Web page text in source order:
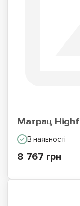
Матрац
В наявності
8 767 грн